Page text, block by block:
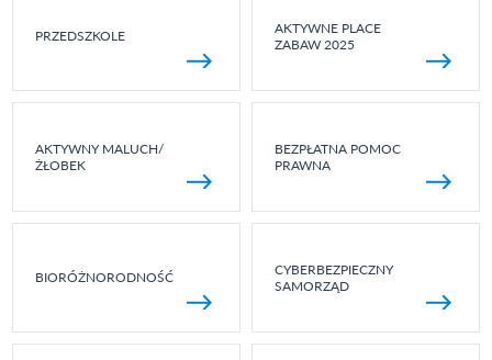
PRZEDSZKOLE
AKTYWNE PLACE
ZABAW 2025
AKTYWNY MALUCH/
ŻŁOBEK
BEZPŁATNA POMOC
PRAWNA
BIORÓŻNORODNOŚĆ
CYBERBEZPIECZNY
SAMORZĄD